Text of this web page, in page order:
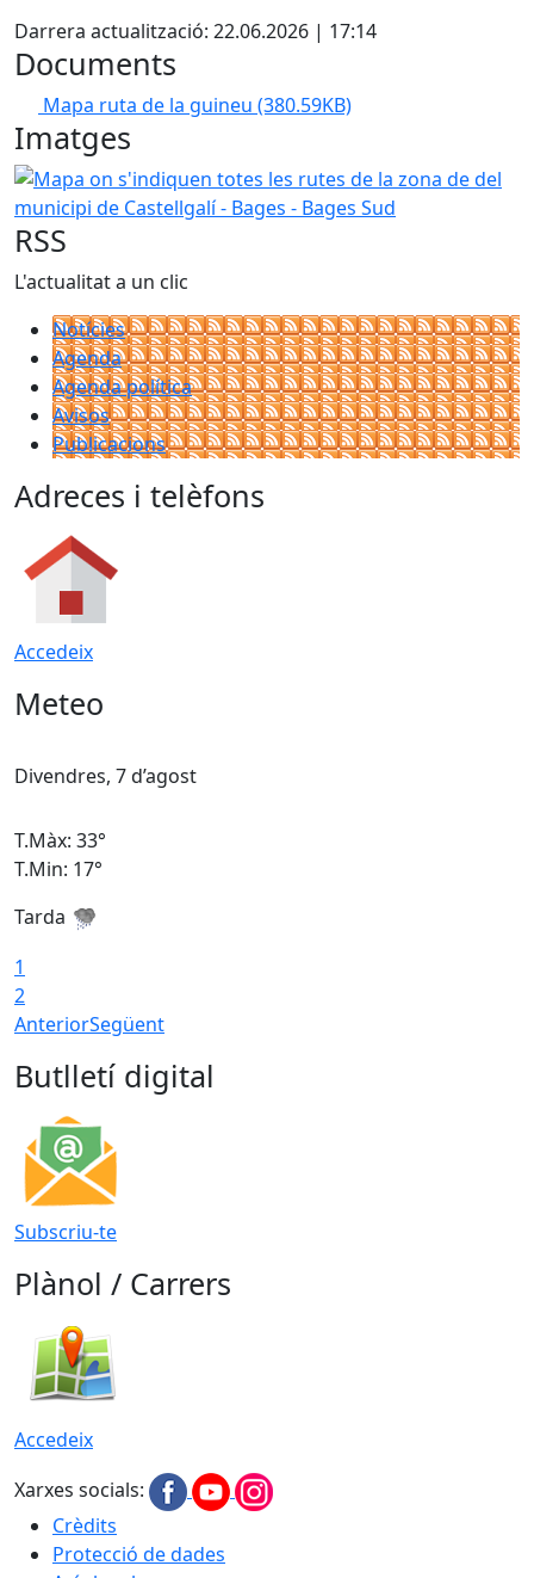
Darrera actualització: 22.06.2026 | 17:14
Documents
Mapa ruta de la guineu (380.59KB)
Imatges
Mapa on s'indiquen totes les rutes de la zona de del
RSS
L'actualitat a un clic
Notícies
Agenda
Agenda política
Avisos
Publicacions
Adreces i telèfons
Accedeix
Meteo
Divendres, 7 d’agost
T.Màx: 33°
T.Min: 17°
Tarda
1
2
AnteriorSegüent
Butlletí digital
Subscriu-te
Plànol / Carrers
Accedeix
Xarxes socials:
Crèdits
Protecció de dades